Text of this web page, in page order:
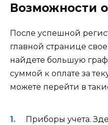
Возможности
После успешной
главной странице
найдете большую
суммой к оплате за
можете перейти в
Приборы учета.